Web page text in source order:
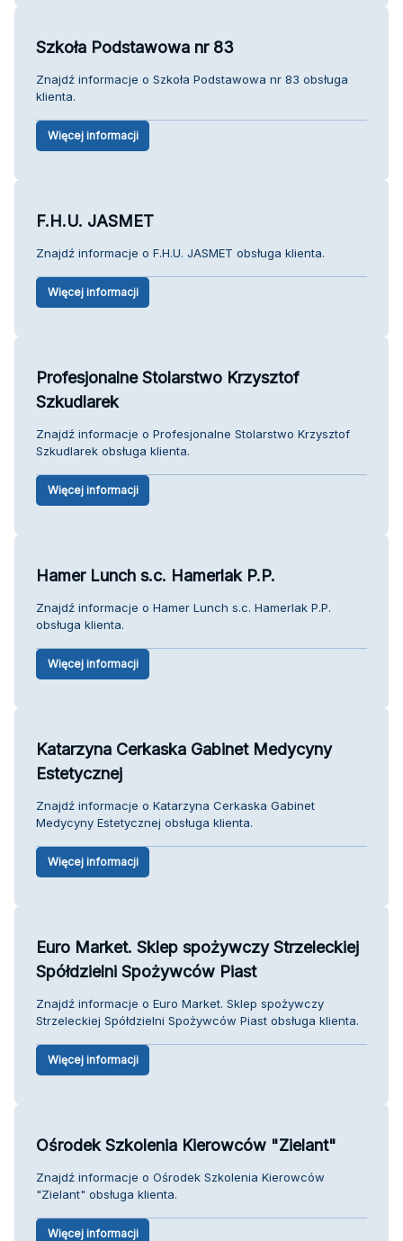
Szkoła Podstawowa nr 83
Znajdź informacje o Szkoła Podstawowa nr 83 obsługa
klienta.
Więcej informacji
F.H.U. JASMET
Znajdź informacje o F.H.U. JASMET obsługa klienta.
Więcej informacji
Profesjonalne Stolarstwo Krzysztof
Szkudlarek
Znajdź informacje o Profesjonalne Stolarstwo Krzysztof
Szkudlarek obsługa klienta.
Więcej informacji
Hamer Lunch s.c. Hamerlak P.P.
Znajdź informacje o Hamer Lunch s.c. Hamerlak P.P.
obsługa klienta.
Więcej informacji
Katarzyna Cerkaska Gabinet Medycyny
Estetycznej
Znajdź informacje o Katarzyna Cerkaska Gabinet
Medycyny Estetycznej obsługa klienta.
Więcej informacji
Euro Market. Sklep spożywczy Strzeleckiej
Spółdzielni Spożywców Piast
Znajdź informacje o Euro Market. Sklep spożywczy
Strzeleckiej Spółdzielni Spożywców Piast obsługa klienta.
Więcej informacji
Ośrodek Szkolenia Kierowców "Zielant"
Znajdź informacje o Ośrodek Szkolenia Kierowców
"Zielant" obsługa klienta.
Więcej informacji